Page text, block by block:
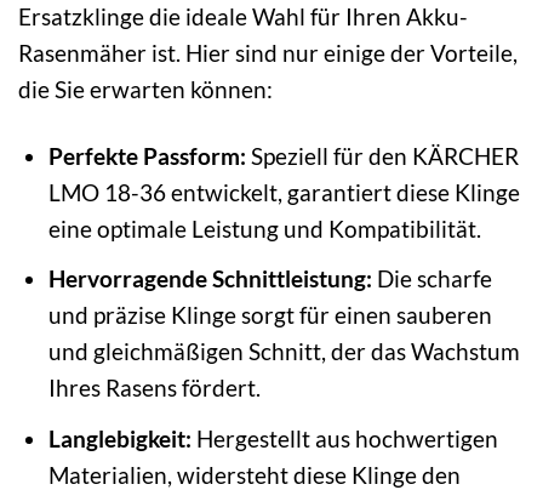
Ersatzklinge die ideale Wahl für Ihren Akku-
Rasenmäher ist. Hier sind nur einige der Vorteile,
die Sie erwarten können:
Perfekte Passform: Speziell für den KÄRCHER
LMO 18-36 entwickelt, garantiert diese Klinge
eine optimale Leistung und Kompatibilität.
Hervorragende Schnittleistung: Die scharfe
und präzise Klinge sorgt für einen sauberen
und gleichmäßigen Schnitt, der das Wachstum
Ihres Rasens fördert.
Langlebigkeit: Hergestellt aus hochwertigen
Materialien, widersteht diese Klinge den